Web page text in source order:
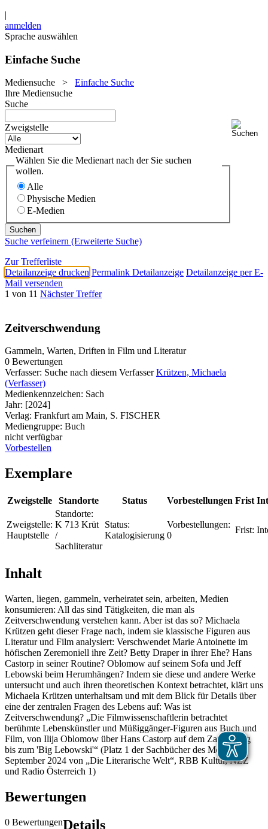
|
anmelden
Sprache auswählen
Einfache Suche
Mediensuche > Einfache Suche
Ihre Mediensuche
Suche
Zweigstelle
Medienart
Wählen Sie die Medienart nach der Sie suchen
wollen.
Alle
Physische Medien
E-Medien
Suche verfeinern (Erweiterte Suche)
Zur Trefferliste
Detailanzeige drucken Permalink Detailanzeige Detailanzeige per E-
Mail versenden
1 von 11 Nächster Treffer
Zeitverschwendung
Gammeln, Warten, Driften in Film und Literatur
0 Bewertungen
Verfasser: Suche nach diesem Verfasser Krützen, Michaela
(Verfasser)
Medienkennzeichen: Sach
Jahr: [2024]
Verlag: Frankfurt am Main, S. FISCHER
Mediengruppe: Buch
nicht verfügbar
Vorbestellen
Exemplare
Zweigstelle Standorte Status Vorbestellungen Frist
Zweigstelle:
Hauptstelle
Standorte:
K 713 Krüt
/
Sachliteratur
Status:
Katalogisierung
Vorbestellungen:
0
Frist:
Inhalt
Warten, liegen, gammeln, verheiratet sein, arbeiten, Medien
konsumieren: All das sind Tätigkeiten, die man als
Zeitverschwendung verstehen kann. Aber ist das so? Michaela
Krützen geht dieser Frage nach, indem sie klassische Figuren aus
Literatur und Film analysiert: Verschwendet Marie Antoinette im
höfischen Zeremoniell ihre Zeit? Betty Draper in ihrer Ehe? Hans
Castorp in seiner Routine? Oblomow auf seinem Sofa und Jeff
Lebowski beim Herumhängen? Indem sie diese und andere Werke
untersucht und auch ihren theoretischen Kontext betrachtet, klärt uns
Michaela Krützen unterhaltsam und mit dem Blick für Details über
eine der zentralen Fragen des Lebens auf: Was ist
Zeitverschwendung? „Die Filmwissenschaftlerin betrachtet
berühmte Lebenskünstler und Müßiggänger-Figuren aus Buch und
Film, von Ilija Oblomow über Hans Castorp auf dem Zauberberg
bis zum 'Big Lebowski'“ (Platz 1 der Sachbücher des Monats
September 2024 von „Die Literarische Welt“, RBB Kultur, NZZ
und Radio Österreich 1)
Bewertungen
0 BewertungenDetails